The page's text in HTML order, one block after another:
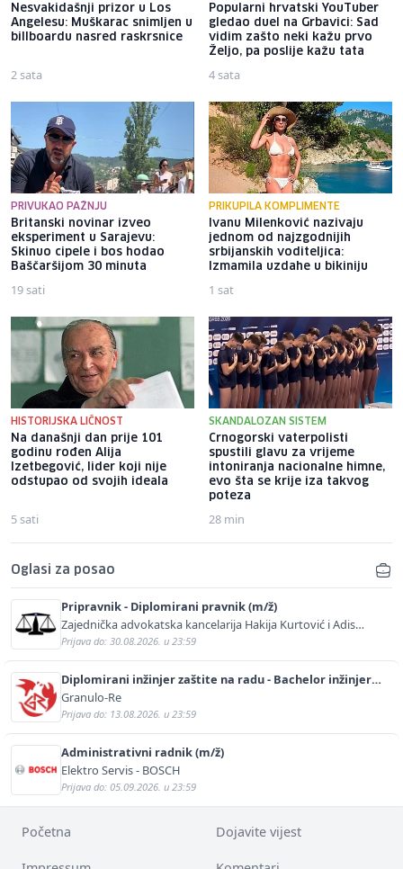
Nesvakidašnji prizor u Los
Angelesu: Muškarac snimljen u
billboardu nasred raskrsnice
2 sata
Popularni hrvatski YouTuber
gledao duel na Grbavici: Sad
vidim zašto neki kažu prvo
Željo, pa poslije kažu tata
4 sata
PRIVUKAO PAŽNJU
Britanski novinar izveo
eksperiment u Sarajevu:
Skinuo cipele i bos hodao
Baščaršijom 30 minuta
19 sati
PRIKUPILA KOMPLIMENTE
Ivanu Milenković nazivaju
jednom od najzgodnijih
srbijanskih voditeljica:
Izmamila uzdahe u bikiniju
1 sat
HISTORIJSKA LIČNOST
Na današnji dan prije 101
godinu rođen Alija
Izetbegović, lider koji nije
odstupao od svojih ideala
5 sati
SKANDALOZAN SISTEM
Crnogorski vaterpolisti
spustili glavu za vrijeme
intoniranja nacionalne himne,
evo šta se krije iza takvog
poteza
28 min
Oglasi za posao
Pripravnik - Diplomirani pravnik (m/ž)
Zajednička advokatska kancelarija Hakija Kurtović i Adis
Kurtović
Prijava do: 30.08.2026. u 23:59
Diplomirani inžinjer zaštite na radu - Bachelor inžinjer
sigurnosti i pomoći (m/ž)
Granulo-Re
Prijava do: 13.08.2026. u 23:59
Administrativni radnik (m/ž)
Elektro Servis - BOSCH
Prijava do: 05.09.2026. u 23:59
Početna Dojavite vijest